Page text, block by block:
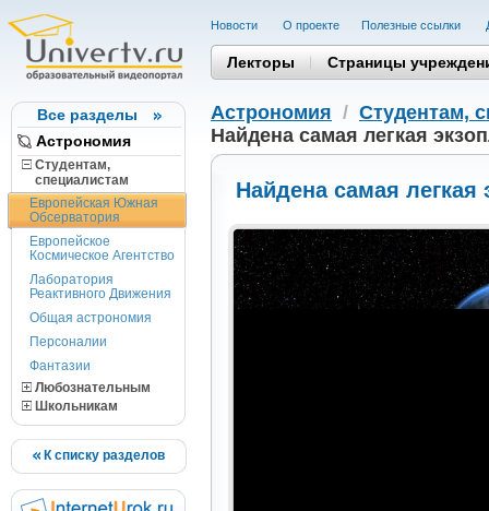
Все разделы
Астрономия
Студентам,
cпециалистам
Европейская Южная
Обсерватория
Европейское
Космическое Агентство
Лаборатория
Реактивного Движения
Общая астрономия
Персоналии
Фантазии
Любознательным
Школьникам
К списку разделов
Новости О проекте Полезные cсылки
Лекторы Страницы
Астрономия / Студентам,
Найдена самая легкая
Найдена самая легкая